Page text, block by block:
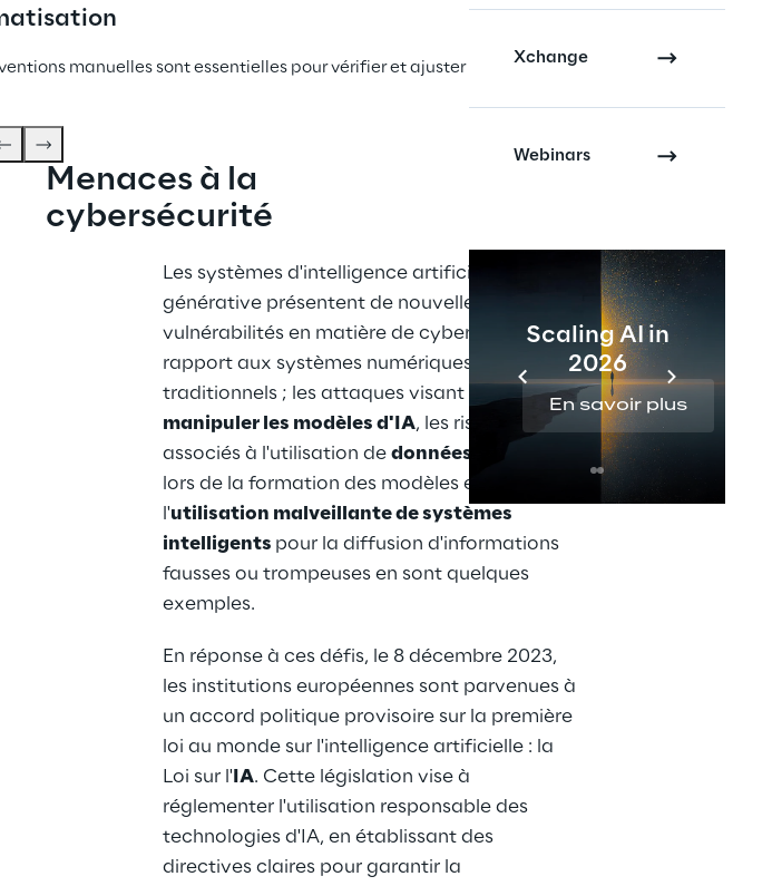
Prebuilt AI Apps
Xchange
Webinars
Scaling AI in
2026
En savoir plus
manuelles sont essentielles pour vérifier et ajuster les zones critiques.
Menaces à la
cybersécurité
Les systèmes d'intelligence artificielle et d'IA
générative présentent de nouvelles
vulnérabilités en matière de cybersécurité par
rapport aux systèmes numériques
traditionnels ; les attaques visant à
manipuler les modèles d'IA, les risques
associés à l'utilisation de données sensibles
lors de la formation des modèles et
l'utilisation malveillante de systèmes
intelligents pour la diffusion d'informations
fausses ou trompeuses en sont quelques
exemples.
En réponse à ces défis, le 8 décembre 2023,
les institutions européennes sont parvenues à
un accord politique provisoire sur la première
loi au monde sur l'intelligence artificielle : la
Loi sur l'IA. Cette législation vise à
réglementer l'utilisation responsable des
technologies d'IA, en établissant des
directives claires pour garantir la